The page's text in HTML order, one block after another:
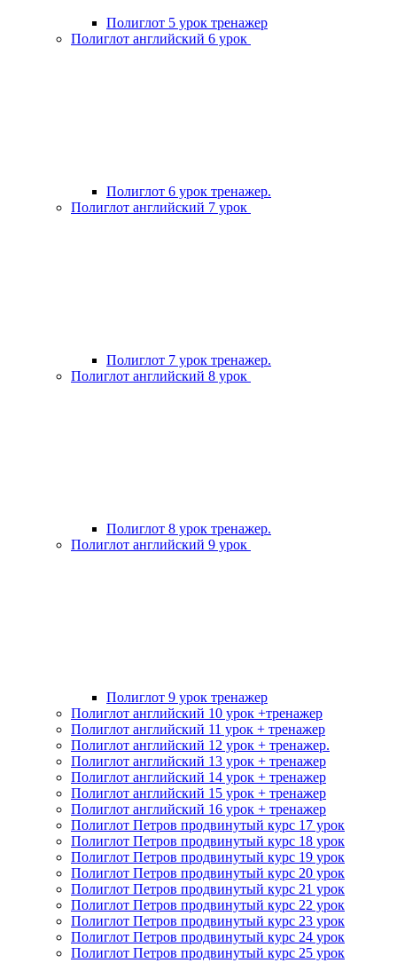
Полиглот 5 урок тренажер
Полиглот английский 6 урок
Полиглот 6 урок тренажер.
Полиглот английский 7 урок
Полиглот 7 урок тренажер.
Полиглот английский 8 урок
Полиглот 8 урок тренажер.
Полиглот английский 9 урок
Полиглот 9 урок тренажер
Полиглот английский 10 урок +тренажер
Полиглот английский 11 урок + тренажер
Полиглот английский 12 урок + тренажер.
Полиглот английский 13 урок + тренажер
Полиглот английский 14 урок + тренажер
Полиглот английский 15 урок + тренажер
Полиглот английский 16 урок + тренажер
Полиглот Петров продвинутый курс 17 урок
Полиглот Петров продвинутый курс 18 урок
Полиглот Петров продвинутый курс 19 урок
Полиглот Петров продвинутый курс 20 урок
Полиглот Петров продвинутый курс 21 урок
Полиглот Петров продвинутый курс 22 урок
Полиглот Петров продвинутый курс 23 урок
Полиглот Петров продвинутый курс 24 урок
Полиглот Петров продвинутый курс 25 урок